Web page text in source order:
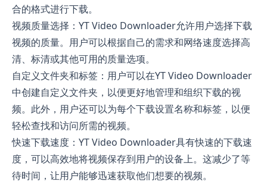
合的格式进行下载。
视频质量选择：YT Video Downloader允许用户选择下载
视频的质量。用户可以根据自己的需求和网络速度选择高
清、标清或其他可用的质量选项。
自定义文件夹和标签：用户可以在YT Video Downloader
中创建自定义文件夹，以便更好地管理和组织下载的视
频。此外，用户还可以为每个下载设置名称和标签，以便
轻松查找和访问所需的视频。
快速下载速度：YT Video Downloader具有快速的下载速
度，可以高效地将视频保存到用户的设备上。这减少了等
待时间，让用户能够迅速获取他们想要的视频。